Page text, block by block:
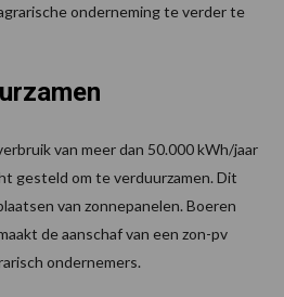
onderneming te verder te
van meer dan 50.000 kWh/jaar
gesteld om te verduurzamen. Dit
van zonnepanelen. Boeren
de aanschaf van een zon-pv
ondernemers.